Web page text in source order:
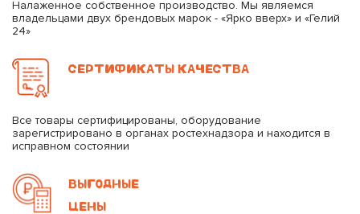
Налаженное собственное производство. Мы являемся
владельцами двух брендовых марок - «Ярко вверх» и «Гелий
24»
СЕРТИФИКАТЫ КАЧЕСТВА
Все товары сертифицированы, оборудование
зарегистрировано в органах ростехнадзора и находится в
исправном состоянии
ВЫГОДНЫЕ
ЦЕНЫ